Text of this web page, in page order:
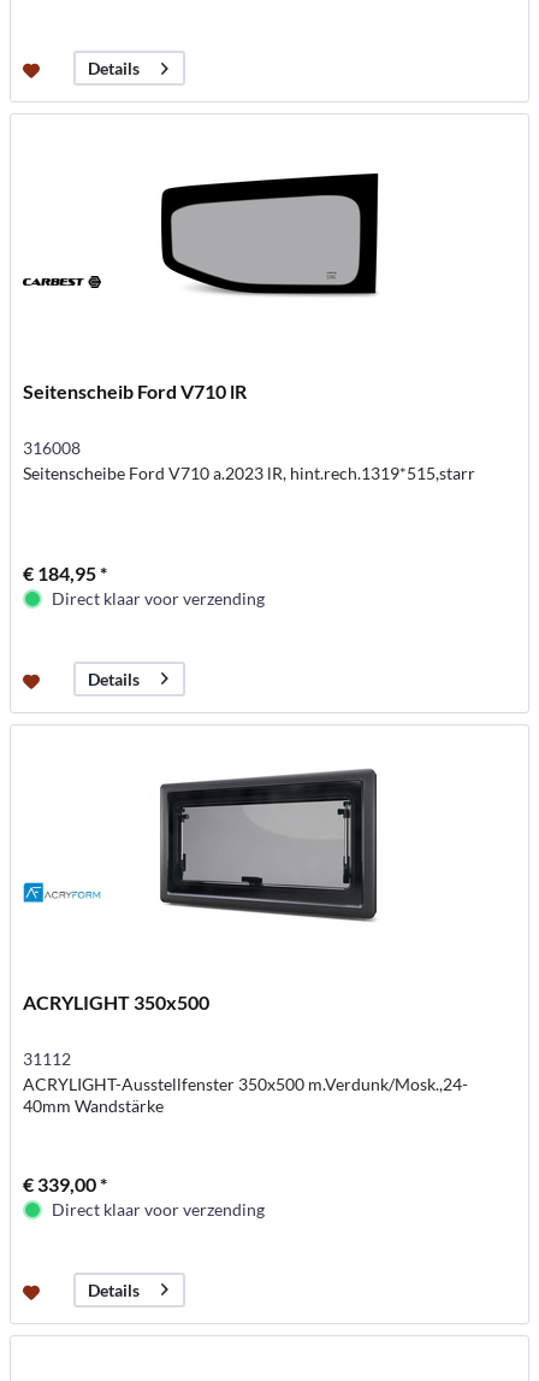
Details
Seitenscheib Ford V710 lR
316008
Seitenscheibe Ford V710 a.2023 lR, hint.rech.1319*515,starr
€ 184,95 *
Direct klaar voor verzending
Details
ACRYLIGHT 350x500
31112
ACRYLIGHT-Ausstellfenster 350x500 m.Verdunk/Mosk.,24-
40mm Wandstärke
€ 339,00 *
Direct klaar voor verzending
Details